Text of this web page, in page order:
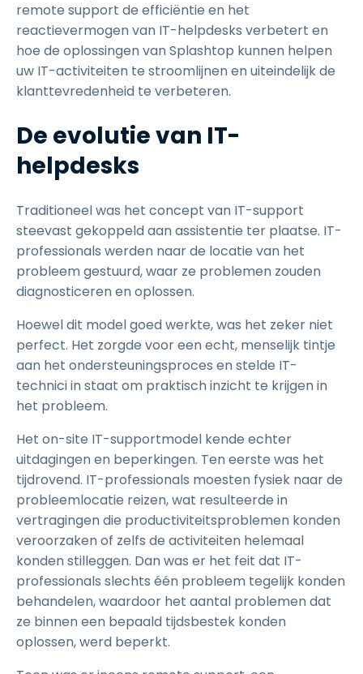
remote support de efficiëntie en het
reactievermogen van IT-helpdesks verbetert en
hoe de oplossingen van Splashtop kunnen helpen
uw IT-activiteiten te stroomlijnen en uiteindelijk de
klanttevredenheid te verbeteren.
De evolutie van IT-
helpdesks
Traditioneel was het concept van IT-support
steevast gekoppeld aan assistentie ter plaatse. IT-
professionals werden naar de locatie van het
probleem gestuurd, waar ze problemen zouden
diagnosticeren en oplossen.
Hoewel dit model goed werkte, was het zeker niet
perfect. Het zorgde voor een echt, menselijk tintje
aan het ondersteuningsproces en stelde IT-
technici in staat om praktisch inzicht te krijgen in
het probleem.
Het on-site IT-supportmodel kende echter
uitdagingen en beperkingen. Ten eerste was het
tijdrovend. IT-professionals moesten fysiek naar de
probleemlocatie reizen, wat resulteerde in
vertragingen die productiviteitsproblemen konden
veroorzaken of zelfs de activiteiten helemaal
konden stilleggen. Dan was er het feit dat IT-
professionals slechts één probleem tegelijk konden
behandelen, waardoor het aantal problemen dat
ze binnen een bepaald tijdsbestek konden
oplossen, werd beperkt.